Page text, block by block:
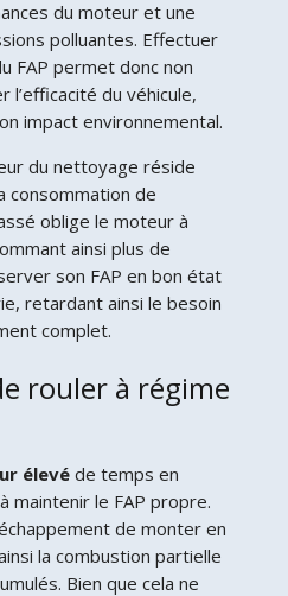
du moteur et une
polluantes. Effectuer
FAP permet donc non
du véhicule,
impact environnemental.
du nettoyage réside
consommation de
oblige le moteur à
ainsi plus de
son FAP en bon état
retardant ainsi le besoin
complet.
rouler à régime
élevéde temps en
maintenir le FAP propre.
de monter en
la combustion partielle
Bien que cela ne